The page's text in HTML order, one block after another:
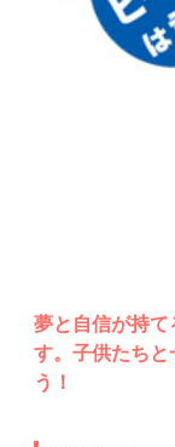
夢と自信が持
す。子供たちと
う！